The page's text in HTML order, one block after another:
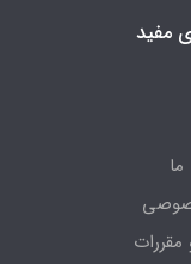
مفید
مقررات